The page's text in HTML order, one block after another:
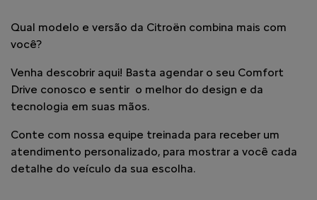
Qual modelo e versão da Citroën combina mais com
você?
Venha descobrir aqui! Basta agendar o seu Comfort
Drive conosco e sentir o melhor do design e da
tecnologia em suas mãos.
Conte com nossa equipe treinada para receber um
atendimento personalizado, para mostrar a você cada
detalhe do veículo da sua escolha.